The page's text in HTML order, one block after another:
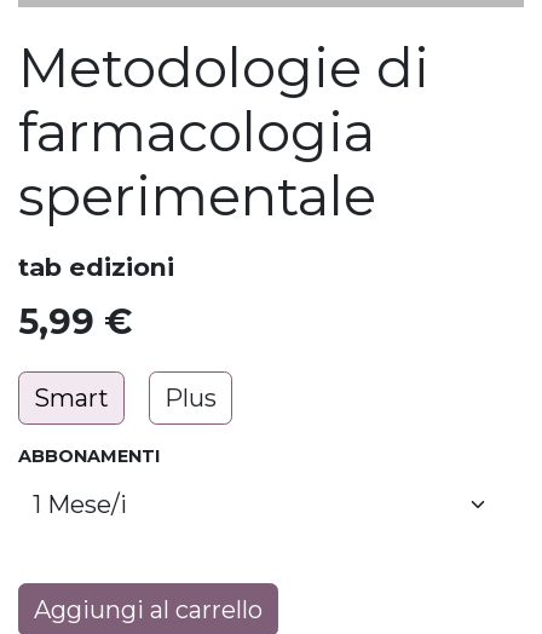
Metodologie di
farmacologia
sperimentale
tab edizioni
5,99 €
Smart Plus
ABBONAMENTI
Aggiungi al carrello